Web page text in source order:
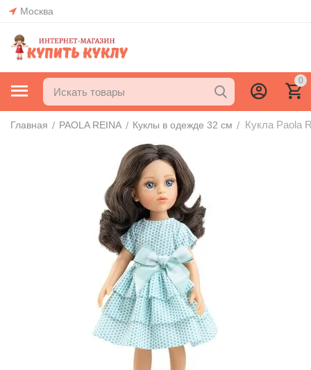
Москва
0
Главная / PAOLA REINA / Куклы в одежде 32 см / Кукла Paola